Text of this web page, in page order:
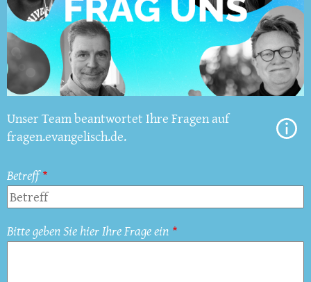
Unser Team beantwortet Ihre Fragen auf
fragen.evangelisch.de.
Betreff
Bitte geben Sie hier Ihre Frage ein